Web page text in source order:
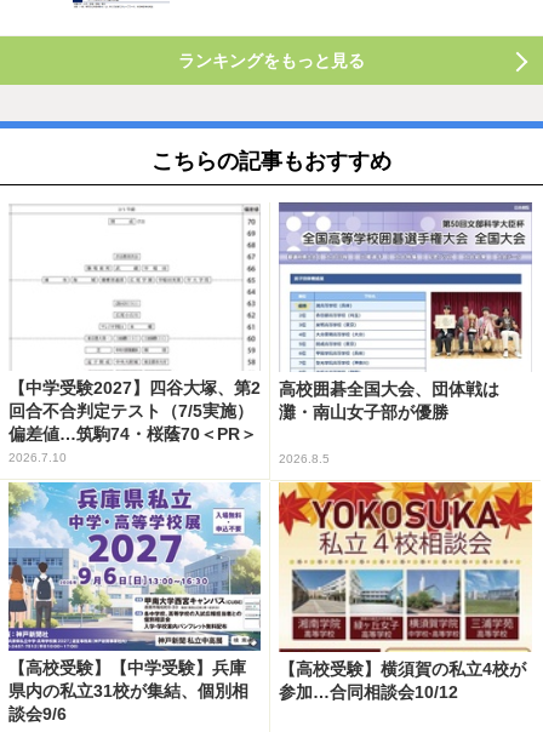
ランキングをもっと見る
こちらの記事もおすすめ
【中学受験2027】四谷大塚、第2
回合不合判定テスト（7/5実施）
偏差値…筑駒74・桜蔭70＜PR＞
2026.7.10
高校囲碁全国大会、団体戦は
灘・南山女子部が優勝
2026.8.5
【高校受験】【中学受験】兵庫
県内の私立31校が集結、個別相
談会9/6
【高校受験】横須賀の私立4校が
参加…合同相談会10/12